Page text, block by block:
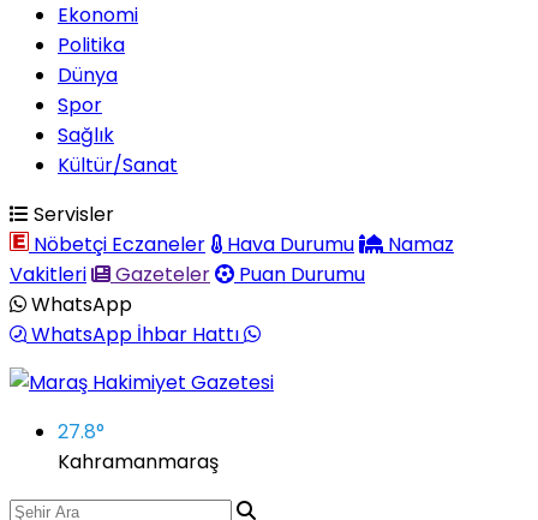
Ekonomi
Politika
Dünya
Spor
Sağlık
Kültür/Sanat
Servisler
Nöbetçi Eczaneler
Hava Durumu
Namaz
Vakitleri
Gazeteler
Puan Durumu
WhatsApp
WhatsApp İhbar Hattı
27.8°
Kahramanmaraş